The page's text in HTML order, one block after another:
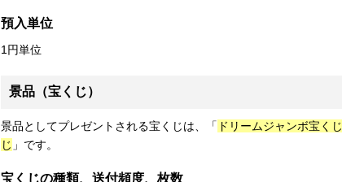
預入単位
1円単位
景品（宝くじ）
景品としてプレゼントされる宝くじは、「 ドリームジャンボ宝くじ
じ 」です。
宝くじの種類、送付頻度、枚数